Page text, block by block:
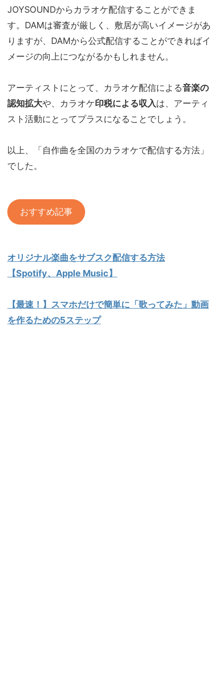
JOYSOUNDからカラオケ配信することができま
す。DAMは審査が厳しく、敷居が高いイメージがあ
りますが、DAMから公式配信することができればイ
メージの向上につながるかもしれません。
アーティストにとって、カラオケ配信による音楽の
認知拡大や、カラオケ印税による収入は、アーティ
スト活動にとってプラスになることでしょう。
以上、「自作曲を全国のカラオケで配信する方法」
でした。
おすすめ記事
オリジナル楽曲をサブスク配信する方法
【Spotify、Apple Music】
【最速！】スマホだけで簡単に「歌ってみた」動画
を作るための5ステップ